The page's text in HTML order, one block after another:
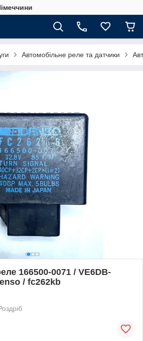
Автомобільне реле та датчики
166500-0071 / VE6DB-
/ fc262kb